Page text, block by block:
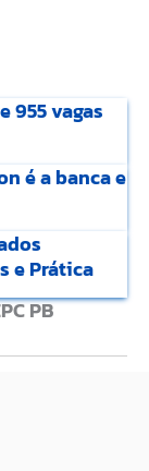
955 vagas
é a banca e
e Prática
PB